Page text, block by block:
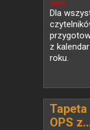
NEWS
Dla
z
roku.
Tapeta
OPS